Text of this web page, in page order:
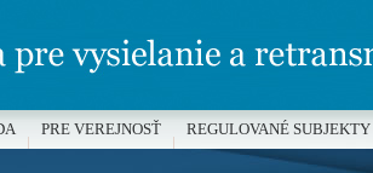
PRE VEREJNOSŤ REGULOVANÉ SUBJEKTY